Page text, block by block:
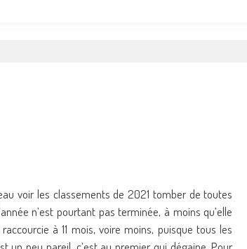
voir les classements de 2021 tomber de toutes
n’est pourtant pas terminée, à moins qu’elle
à 11 mois, voire moins, puisque tous les